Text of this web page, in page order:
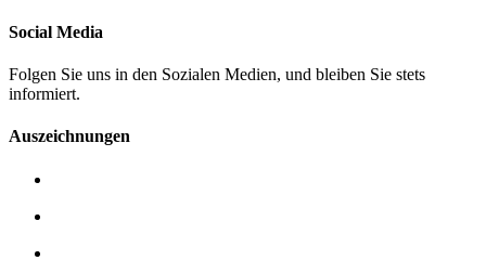
Social Media
Folgen Sie uns in den Sozialen Medien, und bleiben Sie stets
informiert.
Auszeichnungen